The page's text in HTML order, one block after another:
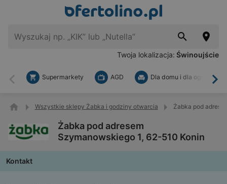
Twoja lokalizacja: Świnoujście
Wstecz
Supermarkety AGD Dla domu i dla ogrodu
Wszystkie sklepy Żabka i godziny otwarcia Żabka pod
Żabka pod adresem
Szymanowskiego 1, 62-510 Konin
Kontakt